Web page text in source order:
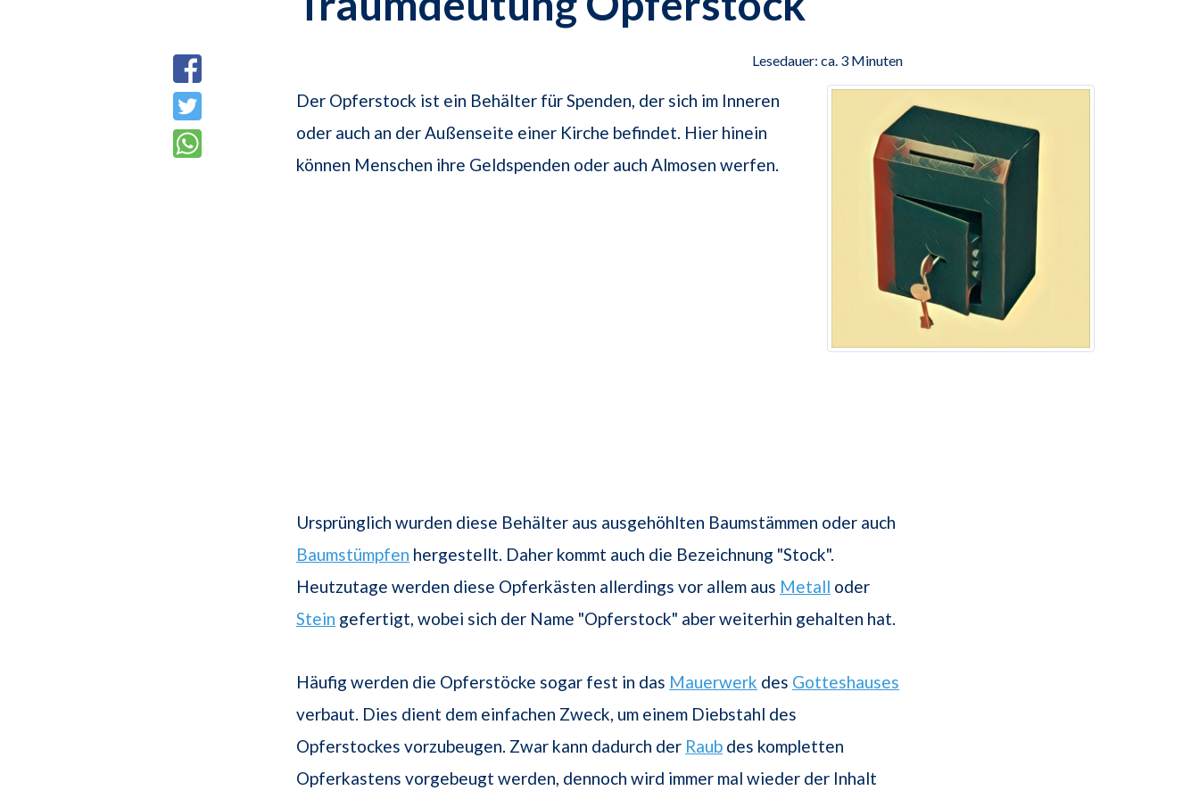
Lesedauer: ca. 3 Minuten
Der Opferstock ist ein Behälter für Spenden, der sich im Inneren
oder auch an der Außenseite einer Kirche befindet. Hier hinein
können Menschen ihre Geldspenden oder auch Almosen werfen.
Ursprünglich wurden diese Behälter aus ausgehöhlten Baumstämmen oder auch
Baumstümpfen hergestellt. Daher kommt auch die Bezeichnung "Stock".
Heutzutage werden diese Opferkästen allerdings vor allem aus Metall oder
Stein gefertigt, wobei sich der Name "Opferstock" aber weiterhin gehalten hat.
Häufig werden die Opferstöcke sogar fest in das Mauerwerk des Gotteshauses
verbaut. Dies dient dem einfachen Zweck, um einem Diebstahl des
Opferstockes vorzubeugen. Zwar kann dadurch der Raub des kompletten
Opferkastens vorgebeugt werden, dennoch wird immer mal wieder der Inhalt